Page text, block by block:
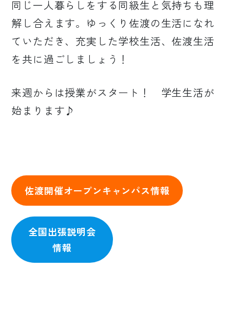
同じ一人暮らしをする同級生と気持ちも理
解し合えます。ゆっくり佐渡の生活になれ
ていただき、充実した学校生活、佐渡生活
を共に過ごしましょう！
来週からは授業がスタート！ 学生生活が
始まります♪
佐渡開催オープンキャンパス情報
全国出張説明会
情報